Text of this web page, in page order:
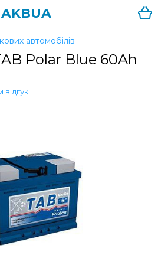
автомобілів
Polar Blue 60Ah
відгук
AKBUA